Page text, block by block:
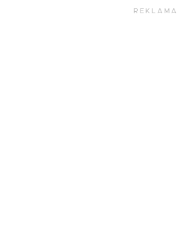
REKLAMA